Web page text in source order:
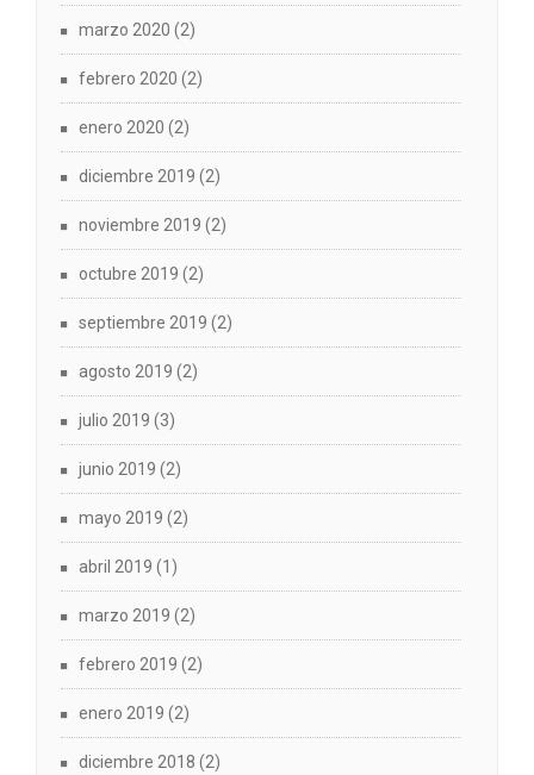
marzo 2020 (2)
febrero 2020 (2)
enero 2020 (2)
diciembre 2019 (2)
noviembre 2019 (2)
octubre 2019 (2)
septiembre 2019 (2)
agosto 2019 (2)
julio 2019 (3)
junio 2019 (2)
mayo 2019 (2)
abril 2019 (1)
marzo 2019 (2)
febrero 2019 (2)
enero 2019 (2)
diciembre 2018 (2)